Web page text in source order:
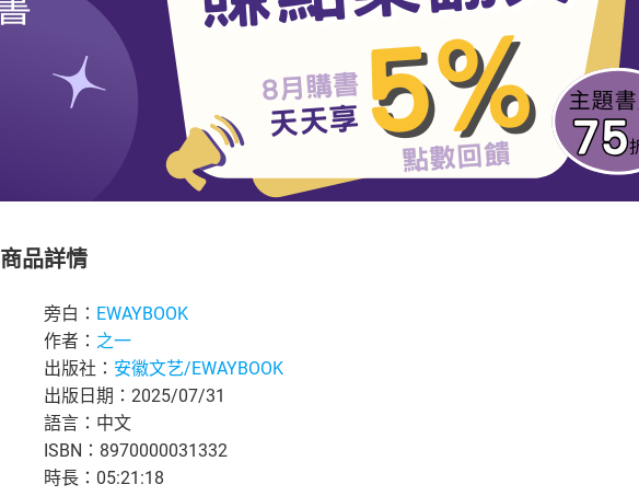
商品詳情
旁白： EWAYBOOK
作者： 之一
出版社： 安徽文艺/EWAYBOOK
出版日期：2025/07/31
語言：中文
ISBN：8970000031332
時長：05:21:18